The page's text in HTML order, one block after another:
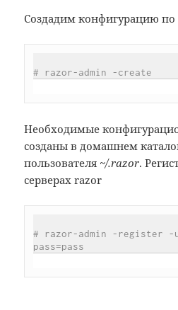
Создадим конфигурацию
# razor-admin -create
Необходимые
созданы в домашнем
пользователя ~/.razor.
серверах razor
# razor-admin -register -
pass=pass